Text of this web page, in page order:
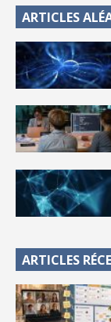
ARTICLES
ARTICLES